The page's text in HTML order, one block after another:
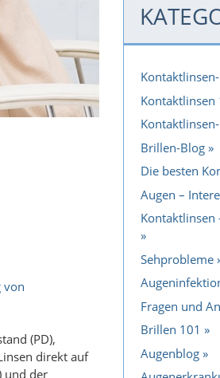
von
(PD),
direkt auf
und der
Kontaktlinsen
Brillen-Blog
Die besten
Augen –
Kontaktlinsen
Sehprobleme
Fragen und
Brillen 101
Augenblog